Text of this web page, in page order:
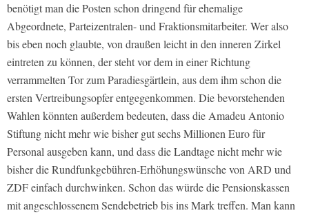
benötigt man die Posten schon dringend für ehemalige
Abgeordnete, Parteizentralen- und Fraktionsmitarbeiter. Wer also
bis eben noch glaubte, von draußen leicht in den inneren Zirkel
eintreten zu können, der steht vor dem in einer Richtung
verrammelten Tor zum Paradiesgärtlein, aus dem ihm schon die
ersten Vertreibungsopfer entgegenkommen. Die bevorstehenden
Wahlen könnten außerdem bedeuten, dass die Amadeu Antonio
Stiftung nicht mehr wie bisher gut sechs Millionen Euro für
Personal ausgeben kann, und dass die Landtage nicht mehr wie
bisher die Rundfunkgebühren-Erhöhungswünsche von ARD und
ZDF einfach durchwinken. Schon das würde die Pensionskassen
mit angeschlossenem Sendebetrieb bis ins Mark treffen. Man kann